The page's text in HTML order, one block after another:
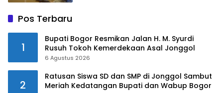
Pos Terbaru
1
Bupati Bogor Resmikan Jalan H. M. Syurdi
Rusuh Tokoh Kemerdekaan Asal Jonggol
6 Agustus 2026
2
Ratusan Siswa SD dan SMP di Jonggol Sambut
Meriah Kedatangan Bupati dan Wabup Bogor